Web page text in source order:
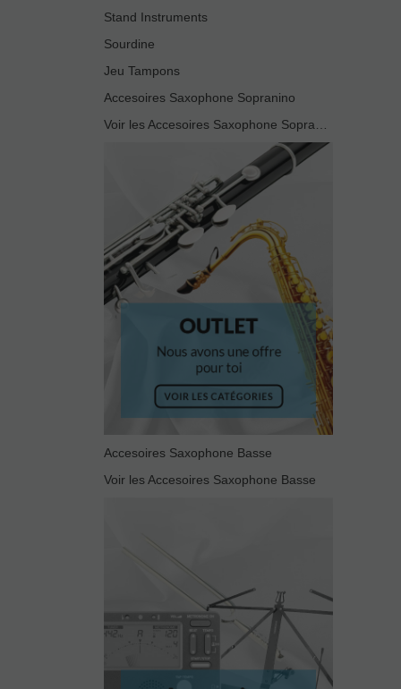
Stand Instruments
Sourdine
Jeu Tampons
Accesoires Saxophone Sopranino
Accesoires Saxophone Basse
Voir les Accesoires Saxophone Basse